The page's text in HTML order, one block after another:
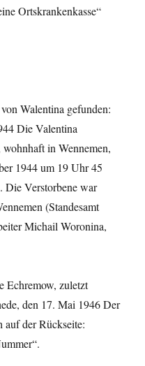
Ortskrankenkasse“
Walentina gefunden:
Die Valentina
in Wennemen,
1944 um 19 Uhr 45
Die Verstorbene war
(Standesamt
Michail Woronina,
Echremow, zuletzt
den 17. Mai 1946 Der
auf der Rückseite: